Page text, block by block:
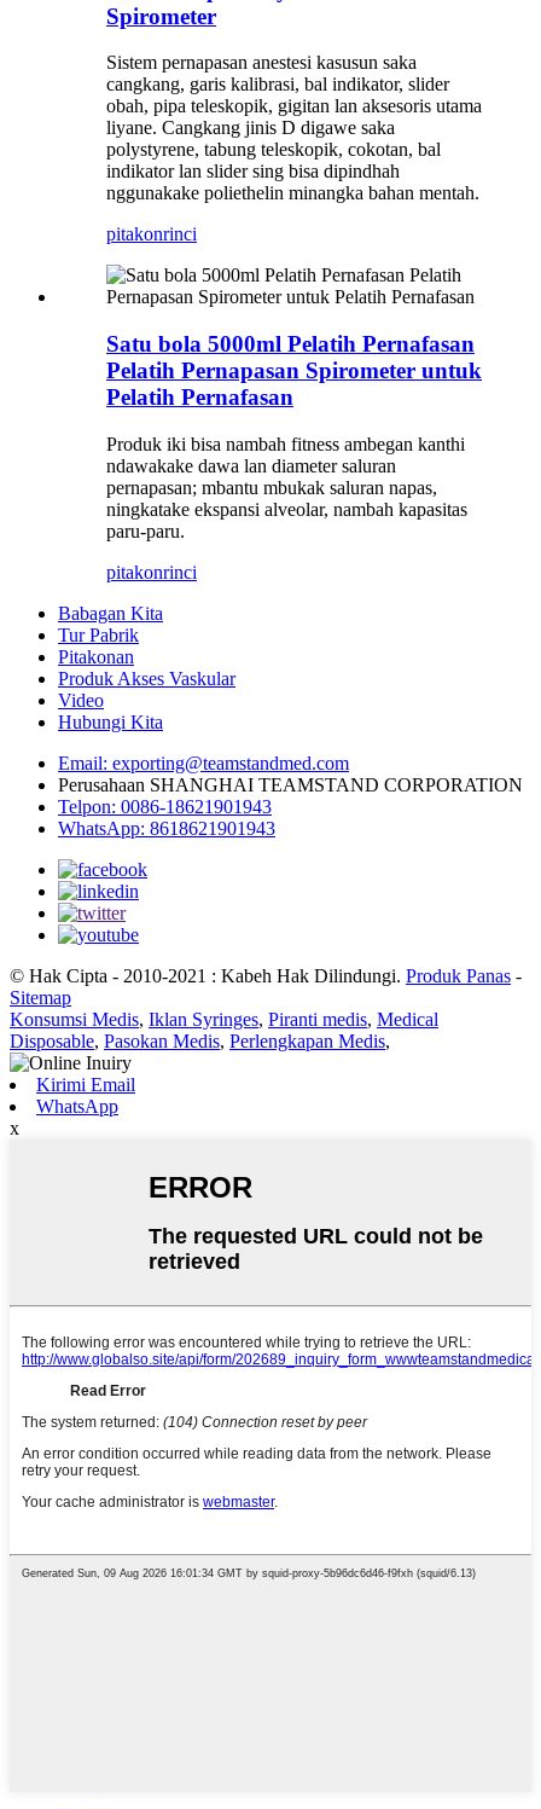
Spirometer
Sistem pernapasan anestesi kasusun saka
cangkang, garis kalibrasi, bal indikator, slider
obah, pipa teleskopik, gigitan lan aksesoris utama
liyane. Cangkang jinis D digawe saka
polystyrene, tabung teleskopik, cokotan, bal
indikator lan slider sing bisa dipindhah
nggunakake poliethelin minangka bahan mentah.
pitakonrinci
Satu bola 5000ml Pelatih Pernafasan
Pelatih Pernapasan Spirometer untuk
Pelatih Pernafasan
Produk iki bisa nambah fitness ambegan kanthi
ndawakake dawa lan diameter saluran
pernapasan; mbantu mbukak saluran napas,
ningkatake ekspansi alveolar, nambah kapasitas
paru-paru.
pitakonrinci
Babagan Kita
Tur Pabrik
Pitakonan
Produk Akses Vaskular
Video
Hubungi Kita
Email: exporting@teamstandmed.com
Perusahaan SHANGHAI TEAMSTAND CORPORATION
Telpon: 0086-18621901943
WhatsApp: 8618621901943
© Hak Cipta - 2010-2021 : Kabeh Hak Dilindungi. Produk Panas -
Sitemap
Konsumsi Medis, Iklan Syringes, Piranti medis, Medical
Disposable, Pasokan Medis, Perlengkapan Medis,
Kirimi Email
WhatsApp
x